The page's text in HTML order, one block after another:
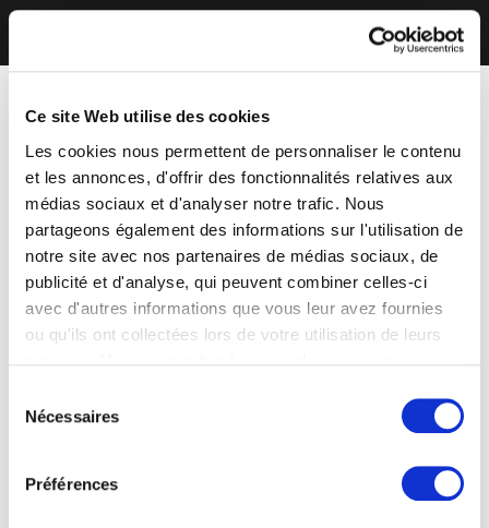
Ce site Web utilise des cookies
Les cookies nous permettent de personnaliser le contenu
et les annonces, d'offrir des fonctionnalités relatives aux
médias sociaux et d'analyser notre trafic. Nous
partageons également des informations sur l'utilisation de
notre site avec nos partenaires de médias sociaux, de
publicité et d'analyse, qui peuvent combiner celles-ci
avec d'autres informations que vous leur avez fournies
ou qu'ils ont collectées lors de votre utilisation de leurs
Nécessaires
Préférences